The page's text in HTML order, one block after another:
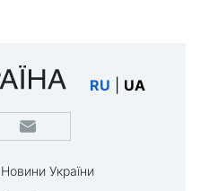
RU UA
Новини України